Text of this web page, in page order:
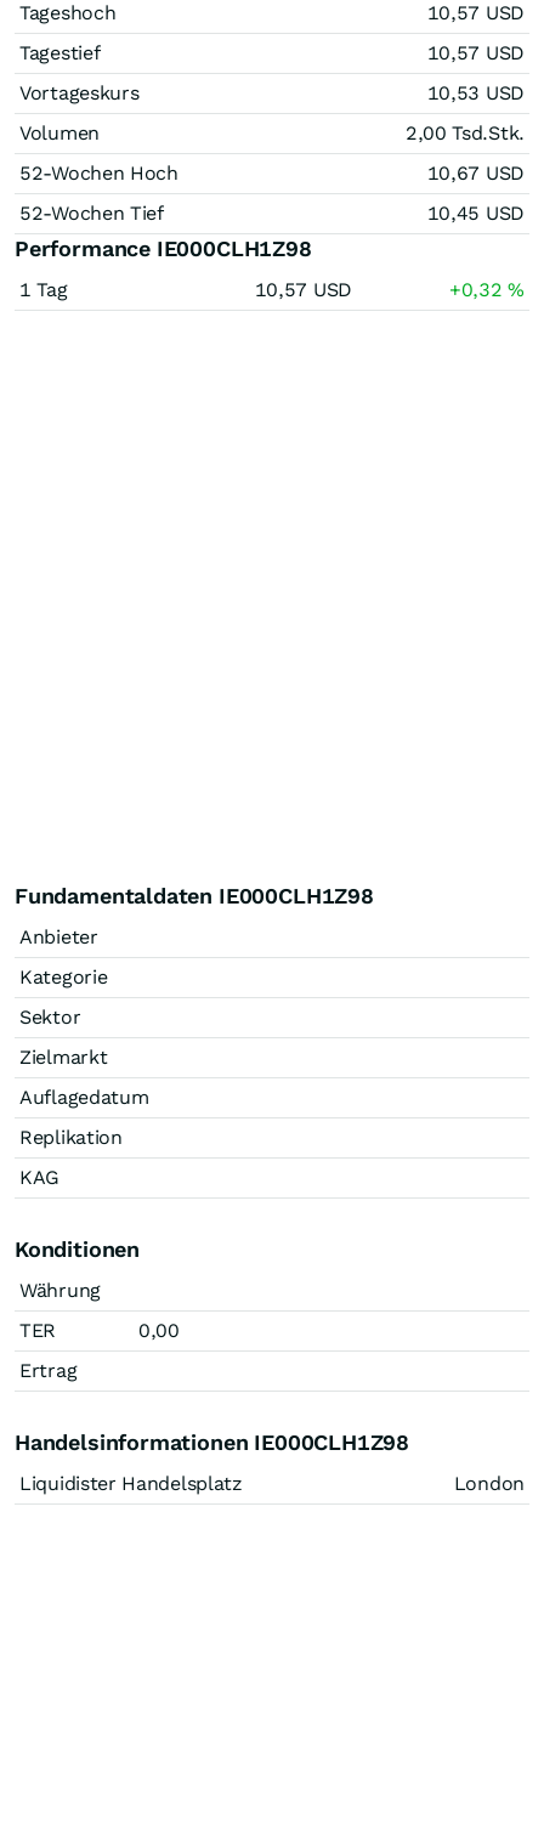
Tageshoch
10,57 USD
Tagestief
10,57 USD
Vortageskurs
10,53 USD
Volumen
2,00 Tsd.Stk.
52-Wochen Hoch
10,67 USD
52-Wochen Tief
10,45 USD
Performance IE000CLH1Z98
1 Tag 10,57 USD +0,32%
Fundamentaldaten IE000CLH1Z98
Anbieter
Kategorie
Sektor
Zielmarkt
Auflagedatum
Replikation
KAG
Konditionen
Währung
TER
0,00
Ertrag
Handelsinformationen IE000CLH1Z98
Liquidister Handelsplatz London